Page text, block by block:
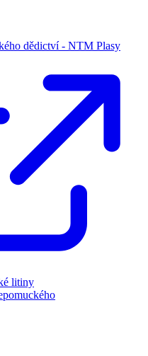
dědictví - NTM Plasy
litiny